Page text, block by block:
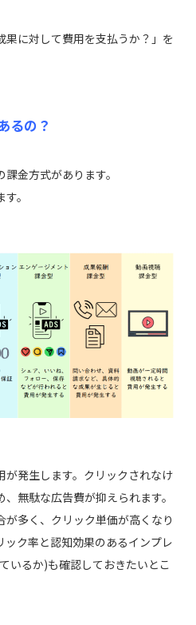
果に対して費用を支払うか？」を
るの？
金方式があります。
。
が発生します。クリックされなけ
無駄な広告費が抑えられます。
多く、クリック単価が高くなり
ック率と認知効果のあるインプレ
いるか)も確認しておきたいとこ